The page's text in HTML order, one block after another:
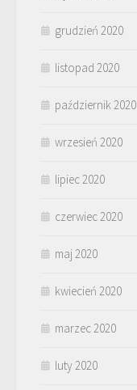
grudzień 2020
listopad 2020
październik 2020
wrzesień 2020
lipiec 2020
czerwiec 2020
maj 2020
kwiecień 2020
marzec 2020
luty 2020